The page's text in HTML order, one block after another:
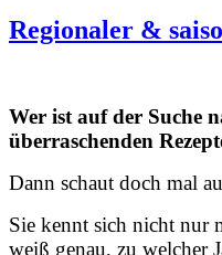
Regionaler &
Wer ist auf der Suche
überraschenden
Dann schaut doch mal
Sie kennt sich nicht nur
weiß genau, zu welcher